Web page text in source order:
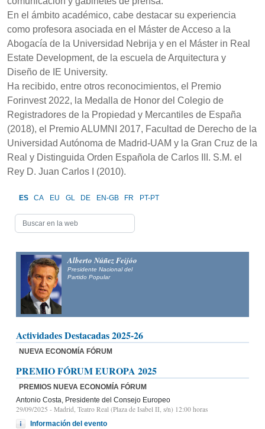
En el ámbito académico, cabe destacar su experiencia
como profesora asociada en el Máster de Acceso a la
Abogacía de la Universidad Nebrija y en el Máster in Real
Estate Development, de la escuela de Arquitectura y
Diseño de IE University.
Ha recibido, entre otros reconocimientos, el Premio
Forinvest 2022, la Medalla de Honor del Colegio de
Registradores de la Propiedad y Mercantiles de España
(2018), el Premio ALUMNI 2017, Facultad de Derecho de la
Universidad Autónoma de Madrid-UAM y la Gran Cruz de la
Real y Distinguida Orden Española de Carlos III. S.M. el
Rey D. Juan Carlos I (2010).
ES CA EU GL DE EN-GB FR PT-PT
Alberto Núñez Feijóo
Presidente Nacional del
Partido Popular
Actividades Destacadas 2025-26
NUEVA ECONOMÍA FÓRUM
PREMIO FÓRUM EUROPA 2025
PREMIOS NUEVA ECONOMÍA FÓRUM
Antonio Costa, Presidente del Consejo Europeo
29/09/2025 - Madrid, Teatro Real (Plaza de Isabel II, s/n) 12:00 horas
Información del evento